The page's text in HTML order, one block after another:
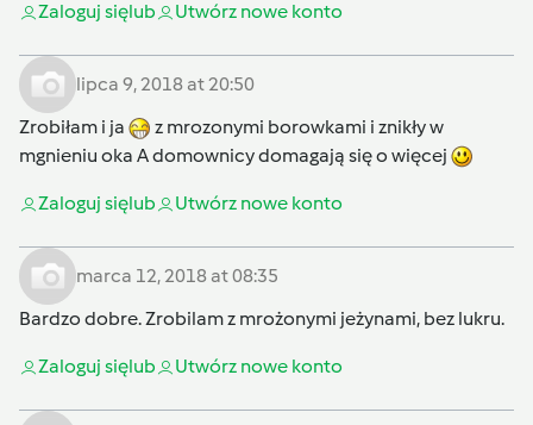
Zaloguj sięlub Utwórz nowe konto
lipca 9, 2018 at 20:50
Zrobiłam i ja
z mrozonymi borowkami i znikły w
mgnieniu oka A domownicy domagają się o więcej
Zaloguj sięlub Utwórz nowe konto
marca 12, 2018 at 08:35
Bardzo dobre. Zrobilam z mrożonymi jeżynami, bez lukru.
Zaloguj sięlub Utwórz nowe konto